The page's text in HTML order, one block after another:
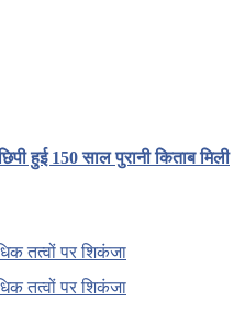
हुई 150 साल पुरानी किताब मिली